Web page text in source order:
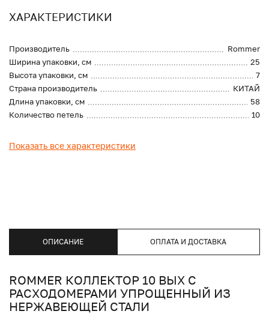
ХАРАКТЕРИСТИКИ
Производитель
Rommer
Ширина упаковки, см
25
Высота упаковки, см
7
Страна производитель
КИТАЙ
Длина упаковки, см
58
Количество петель
10
Показать все характеристики
ОПИСАНИЕ ОПЛАТА И ДОСТАВКА
ROMMER КОЛЛЕКТОР 10 ВЫХ С
РАСХОДОМЕРАМИ УПРОЩЕННЫЙ ИЗ
НЕРЖАВЕЮЩЕЙ СТАЛИ